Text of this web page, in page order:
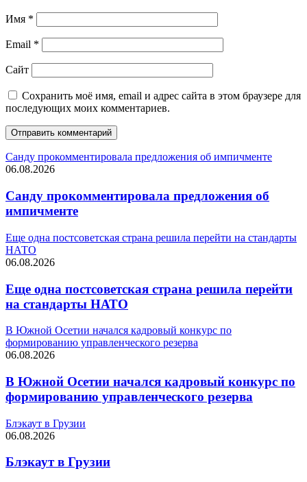
Имя *
Email *
Сайт
Сохранить моё имя, email и адрес сайта в этом браузере для
последующих моих комментариев.
Санду прокомментировала предложения об импичменте
06.08.2026
Санду прокомментировала предложения об
импичменте
Еще одна постсоветская страна решила перейти на стандарты
НАТО
06.08.2026
Еще одна постсоветская страна решила перейти
на стандарты НАТО
В Южной Осетии начался кадровый конкурс по
формированию управленческого резерва
06.08.2026
В Южной Осетии начался кадровый конкурс по
формированию управленческого резерва
Блэкаут в Грузии
06.08.2026
Блэкаут в Грузии